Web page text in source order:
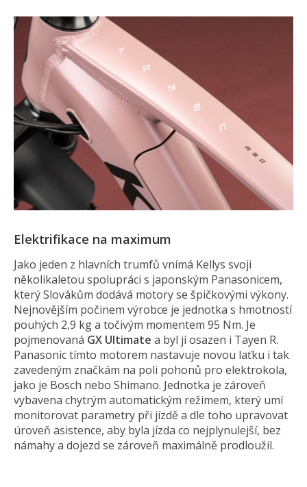
Elektrifikace na maximum
Jako jeden z hlavních trumfů vnímá Kellys svoji
několikaletou spolupráci s japonským Panasonicem,
který Slovákům dodává motory se špičkovými výkony.
Nejnovějším počinem výrobce je jednotka s hmotností
pouhých 2,9 kg a točivým momentem 95 Nm. Je
pojmenovaná GX Ultimate a byl jí osazen i Tayen R.
Panasonic tímto motorem nastavuje novou laťku i tak
zavedeným značkám na poli pohonů pro elektrokola,
jako je Bosch nebo Shimano. Jednotka je zároveň
vybavena chytrým automatickým režimem, který umí
monitorovat parametry při jízdě a dle toho upravovat
úroveň asistence, aby byla jízda co nejplynulejší, bez
námahy a dojezd se zároveň maximálně prodloužil.